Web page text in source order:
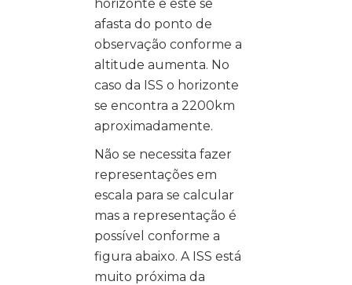
horizonte e este se
afasta do ponto de
observação conforme a
altitude aumenta. No
caso da ISS o horizonte
se encontra a 2200km
aproximadamente.
Não se necessita fazer
representações em
escala para se calcular
mas a representação é
possível conforme a
figura abaixo. A ISS está
muito próxima da